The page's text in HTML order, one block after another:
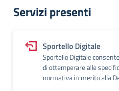
Servizi presenti
Sportello Digitale
Sportello Digitale
di ottemperare alle
normativa in merito alla